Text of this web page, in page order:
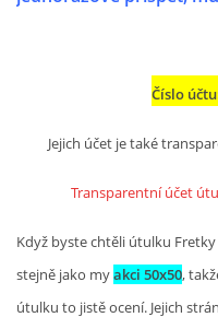
Číslo
Jejich účet je také
Transparentní účet
Když byste chtěli útulku
stejně jako myakci 50x50,
útulku to jistě ocení. Jejich